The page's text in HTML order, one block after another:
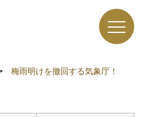
梅雨明けを撤回する気象庁！